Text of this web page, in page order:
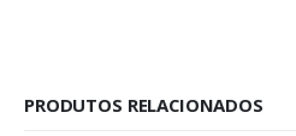
PRODUTOS RELACIONADOS